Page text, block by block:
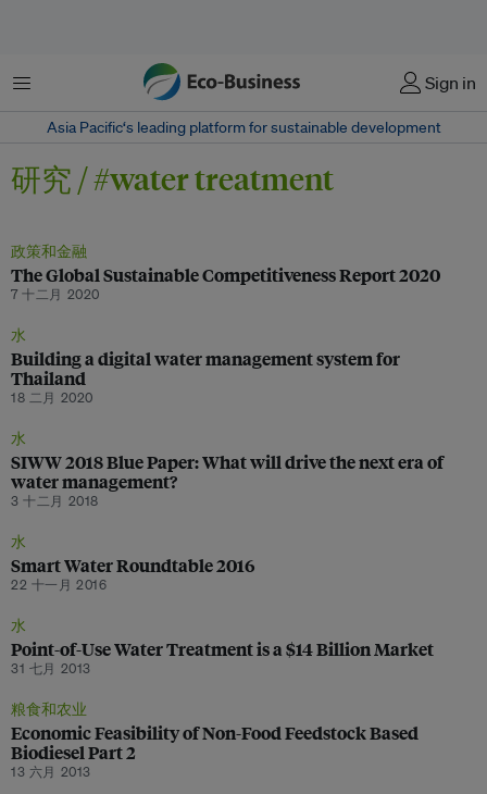
菜单 Sign in
Asia Pacific‘s leading platform for sustainable development
研究 / #water treatment
政策和金融
The Global Sustainable Competitiveness Report 2020
7 十二月 2020
水
Building a digital water management system for
Thailand
18 二月 2020
水
SIWW 2018 Blue Paper: What will drive the next era of
water management?
3 十二月 2018
水
Smart Water Roundtable 2016
22 十一月 2016
水
Point-of-Use Water Treatment is a $14 Billion Market
31 七月 2013
粮食和农业
Economic Feasibility of Non-Food Feedstock Based
Biodiesel Part 2
13 六月 2013